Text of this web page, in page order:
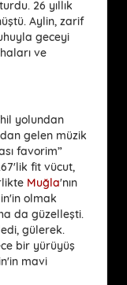
26 yıllık
Aylin, zarif
geceyi
ve
yolundan
gelen müzik
favorim”
fit vücut,
Muğla'nın
olmak
da güzelleşti.
gülerek.
bir yürüyüş
mavi